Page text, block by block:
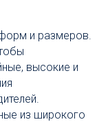
и размеров.
высокие и
из широкого